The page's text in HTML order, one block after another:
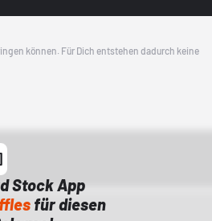
können. Für Dich entstehen dadurch keine
Stock App
für diesen